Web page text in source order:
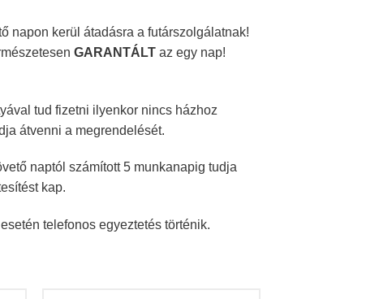
napon kerül átadásra a futárszolgálatnak!
GARANTÁLTaz egy nap!
tud fizetni ilyenkor nincs házhoz
átvenni a megrendelését.
naptól számított 5 munkanapig tudja
kap.
telefonos egyeztetés történik.